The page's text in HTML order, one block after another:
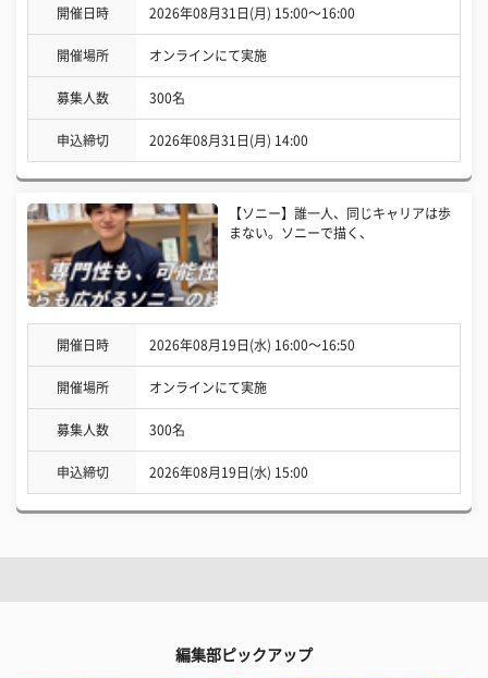
開催日時 2026年08月31日(月) 15:00〜16:00
開催場所 オンラインにて実施
募集人数 300名
申込締切 2026年08月31日(月) 14:00
【ソニー】誰一人、同じキャリアは歩
まない。ソニーで描く、
開催日時 2026年08月19日(水) 16:00〜16:50
開催場所 オンラインにて実施
募集人数 300名
申込締切 2026年08月19日(水) 15:00
編集部ピックアップ